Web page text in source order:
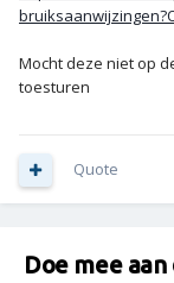
Mocht deze niet op
toesturen
Quote
Doe mee